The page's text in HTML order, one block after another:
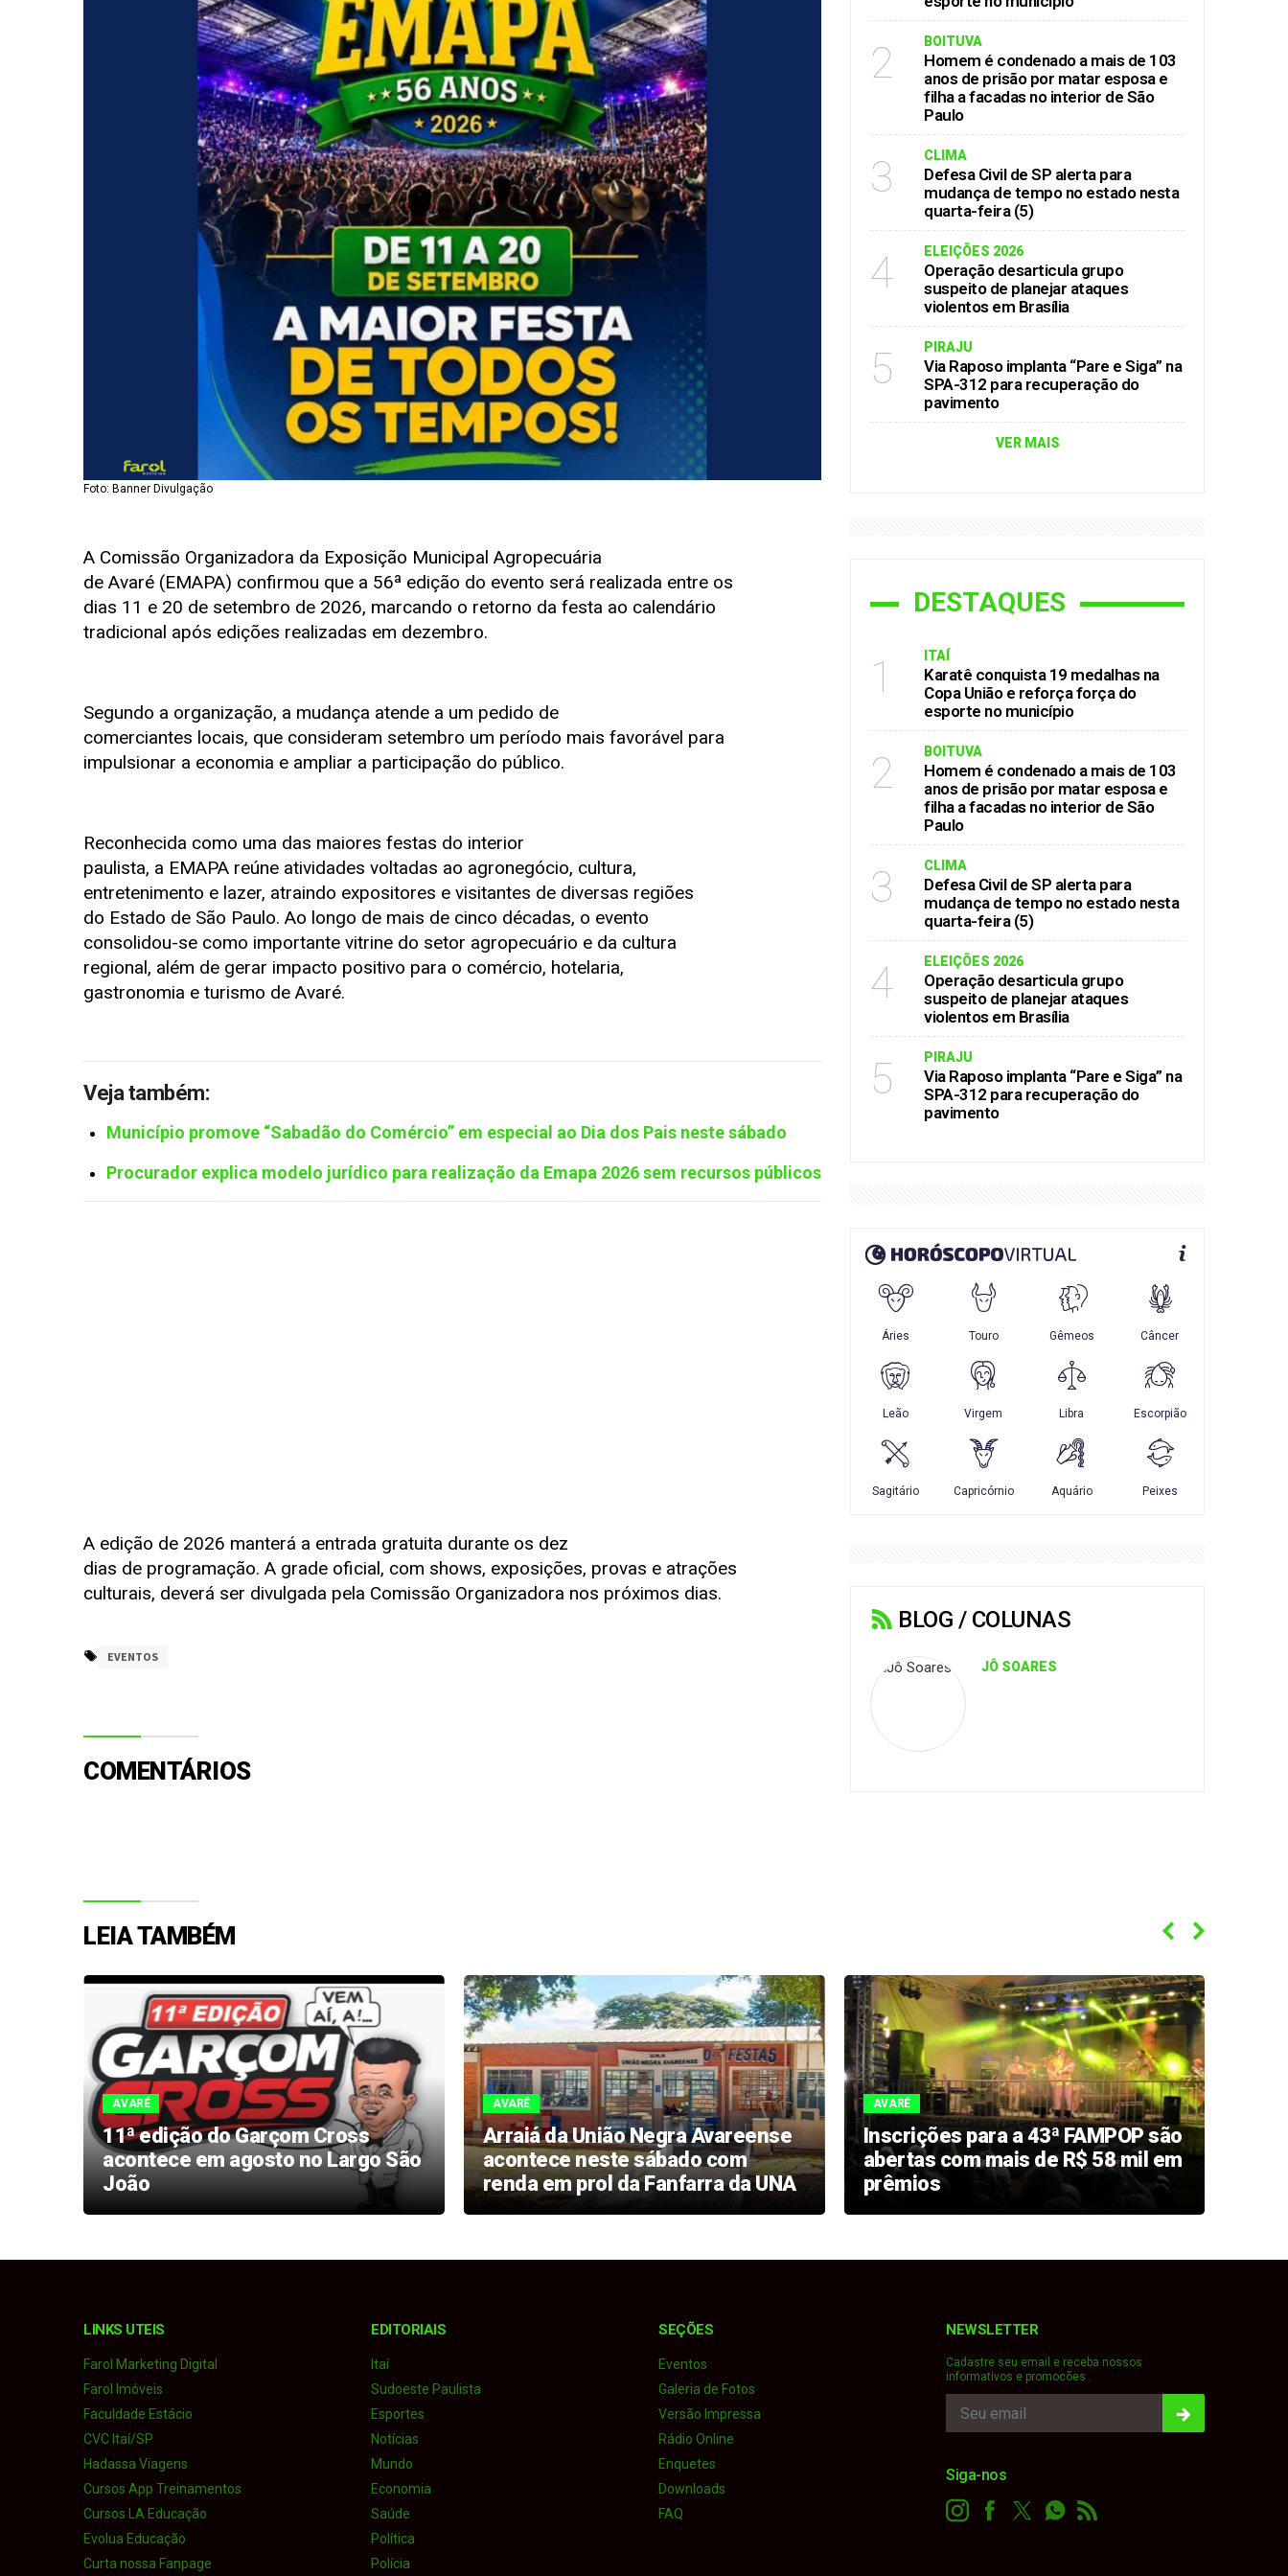
Foto: Banner Divulgação
A Comissão Organizadora da Exposição Municipal Agropecuária
de Avaré (EMAPA) confirmou que a 56ª edição do evento será realizada entre os
dias 11 e 20 de setembro de 2026, marcando o retorno da festa ao calendário
tradicional após edições realizadas em dezembro.
Segundo a organização, a mudança atende a um pedido de
comerciantes locais, que consideram setembro um período mais favorável para
impulsionar a economia e ampliar a participação do público.
Reconhecida como uma das maiores festas do interior
paulista, a EMAPA reúne atividades voltadas ao agronegócio, cultura,
entretenimento e lazer, atraindo expositores e visitantes de diversas regiões
do Estado de São Paulo. Ao longo de mais de cinco décadas, o evento
consolidou-se como importante vitrine do setor agropecuário e da cultura
regional, além de gerar impacto positivo para o comércio, hotelaria,
gastronomia e turismo de Avaré.
Veja também:
Município promove “Sabadão do Comércio” em especial ao Dia dos Pais neste sábado
Procurador explica modelo jurídico para realização da Emapa 2026 sem recursos públicos
A edição de 2026 manterá a entrada gratuita durante os dez
dias de programação. A grade oficial, com shows, exposições, provas e atrações
culturais, deverá ser divulgada pela Comissão Organizadora nos próximos dias.
EVENTOS
COMENTÁRIOS
2 BOITUVA
Homem é condenado a mais de 103
anos de prisão por matar esposa e
filha a facadas no interior de São
Paulo
3 CLIMA
Defesa Civil de SP alerta para
mudança de tempo no estado nesta
quarta-feira (5)
4 ELEIÇÕES 2026
Operação desarticula grupo
suspeito de planejar ataques
violentos em Brasília
5 PIRAJU
Via Raposo implanta “Pare e Siga” na
SPA-312 para recuperação do
pavimento
VER MAIS
DESTAQUES
1 ITAÍ
Karatê conquista 19 medalhas na
Copa União e reforça força do
esporte no município
2 BOITUVA
Homem é condenado a mais de 103
anos de prisão por matar esposa e
filha a facadas no interior de São
Paulo
3 CLIMA
Defesa Civil de SP alerta para
mudança de tempo no estado nesta
quarta-feira (5)
4 ELEIÇÕES 2026
Operação desarticula grupo
suspeito de planejar ataques
violentos em Brasília
5 PIRAJU
Via Raposo implanta “Pare e Siga” na
SPA-312 para recuperação do
pavimento
BLOG / COLUNAS
JÔ SOARES
LEIA TAMBÉM
AVARÉ
11ª edição do Garçom Cross
acontece em agosto no Largo São
João
AVARÉ
Arraiá da União Negra Avareense
acontece neste sábado com
renda em prol da Fanfarra da UNA
AVARÉ
Inscrições para a 43ª FAMPOP são
abertas com mais de R$ 58 mil em
prêmios
LINKS UTEIS
Farol Marketing Digital
Farol Imóveis
Faculdade Estácio
CVC Itaí/SP
Hadassa Viagens
Cursos App Treinamentos
Cursos LA Educação
Evolua Educação
Curta nossa Fanpage
EDITORIAIS
Itaí
Sudoeste Paulista
Esportes
Notícias
Mundo
Economia
Saúde
Política
Polícia
SEÇÕES
Eventos
Galeria de Fotos
Versão Impressa
Rádio Online
Enquetes
Downloads
FAQ
NEWSLETTER
Cadastre seu email e receba nossos
informativos e promocões .
Siga-nos